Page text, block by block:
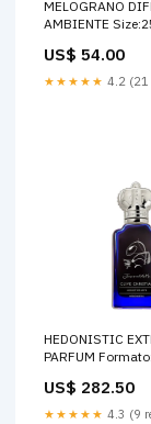
MELOGRANO
AMBIENTE
US$ 54.00
★★★★★ 4.2 (21
HEDONISTIC EXTRAIT DE
PARFUM
US$ 282.50
★★★★★ 4.3 (9